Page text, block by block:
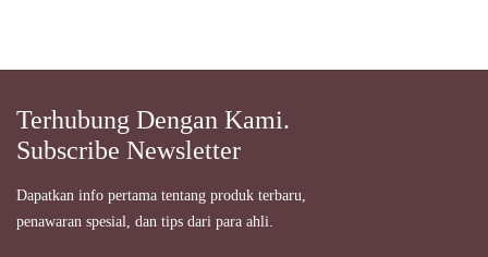
Terhubung Dengan Kami.
Subscribe Newsletter
Dapatkan info pertama tentang produk terbaru,
penawaran spesial, dan tips dari para ahli.